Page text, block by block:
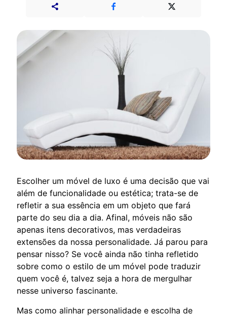
Escolher um móvel de luxo é uma decisão que vai
além de funcionalidade ou estética; trata-se de
refletir a sua essência em um objeto que fará
parte do seu dia a dia. Afinal, móveis não são
apenas itens decorativos, mas verdadeiras
extensões da nossa personalidade. Já parou para
pensar nisso? Se você ainda não tinha refletido
sobre como o estilo de um móvel pode traduzir
quem você é, talvez seja a hora de mergulhar
nesse universo fascinante.
Mas como alinhar personalidade e escolha de